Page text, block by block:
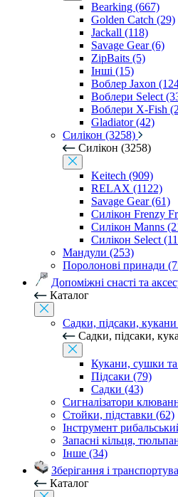
Bearking (667)
Golden Catch (29)
Jackall (118)
Savage Gear (6)
ZipBaits (5)
Інші (15)
Воблер Jaxon
Воблери Select
Воблери X-Fish
Gladiator (42)
Силікон (3258)
Силікон (3258)
Keitech (909)
RELAX (1122)
Savage Gear (61)
Силікон Frenzy
Силікон Manns
Силікон Select
Мандули (253)
Поролонові принади
Допоміжні снасті та
Каталог
Садки, підсаки,
Садки, підсаки,
Кукани, сушки
Підсаки (79)
Садки (43)
Сигналізатори
Стойки, підставки (62)
Інструмент
Запасні кільця,
Інше (34)
Зберігання і
Каталог